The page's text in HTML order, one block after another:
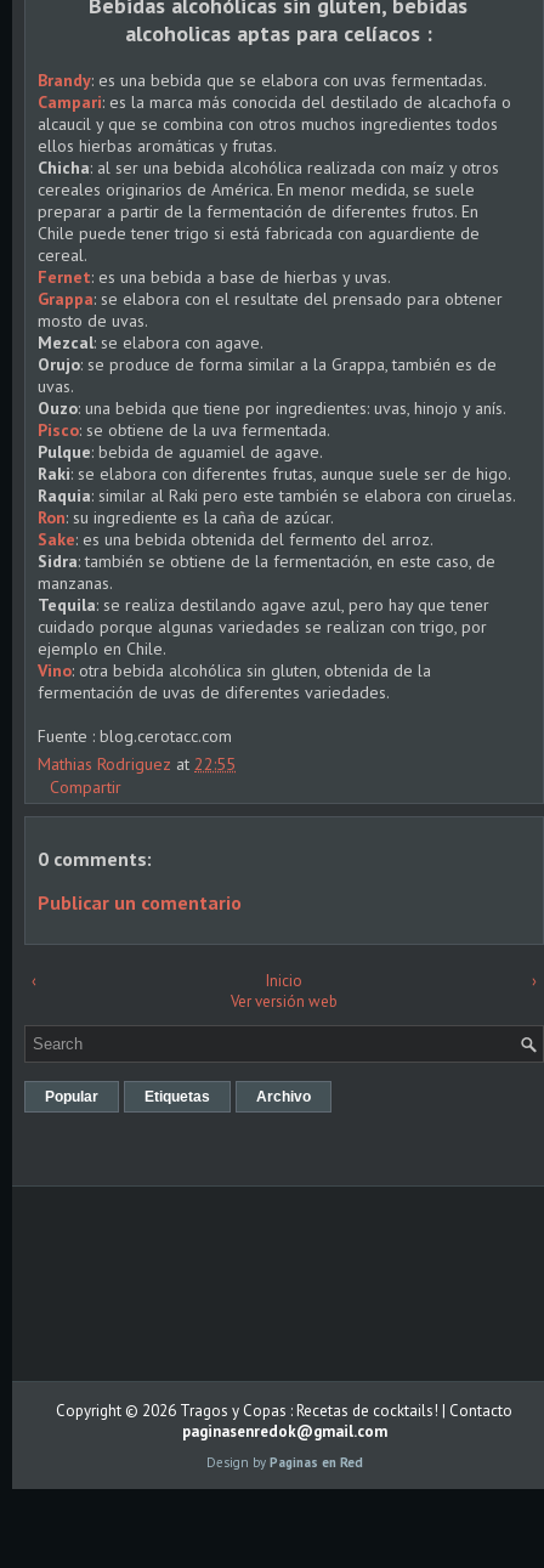
alcoholicas aptas para celíacos :
Brandy: es una bebida que se elabora con uvas fermentadas.
Campari: es la marca más conocida del destilado de alcachofa o
alcaucil y que se combina con otros muchos ingredientes todos
ellos hierbas aromáticas y frutas.
Chicha: al ser una bebida alcohólica realizada con maíz y otros
cereales originarios de América. En menor medida, se suele
preparar a partir de la fermentación de diferentes frutos. En
Chile puede tener trigo si está fabricada con aguardiente de
cereal.
Fernet: es una bebida a base de hierbas y uvas.
Grappa: se elabora con el resultate del prensado para obtener
mosto de uvas.
Mezcal: se elabora con agave.
Orujo: se produce de forma similar a la Grappa, también es de
uvas.
Ouzo: una bebida que tiene por ingredientes: uvas, hinojo y anís.
Pisco: se obtiene de la uva fermentada.
Pulque: bebida de aguamiel de agave.
Raki: se elabora con diferentes frutas, aunque suele ser de higo.
Raquia: similar al Raki pero este también se elabora con ciruelas.
Ron: su ingrediente es la caña de azúcar.
Sake: es una bebida obtenida del fermento del arroz.
Sidra: también se obtiene de la fermentación, en este caso, de
manzanas.
Tequila: se realiza destilando agave azul, pero hay que tener
cuidado porque algunas variedades se realizan con trigo, por
ejemplo en Chile.
Vino: otra bebida alcohólica sin gluten, obtenida de la
fermentación de uvas de diferentes variedades.
Fuente : blog.cerotacc.com
Mathias Rodriguez at 22:55
Compartir
0 comments:
Publicar un comentario
‹ ›
Inicio
Ver versión web
Popular Etiquetas Archivo
Copyright © 2026 Tragos y Copas : Recetas de cocktails! | Contacto
paginasenredok@gmail.com
Design by Paginas en Red